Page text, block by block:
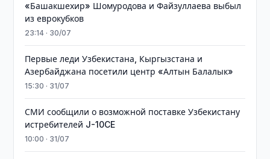
«Башакшехир» Шомуродова и Файзуллаева выбыл
из еврокубков
23:14 · 30/07
Первые леди Узбекистана, Кыргызстана и
Азербайджана посетили центр «Алтын Балалык»
15:30 · 31/07
СМИ сообщили о возможной поставке Узбекистану
истребителей J-10CE
10:00 · 31/07